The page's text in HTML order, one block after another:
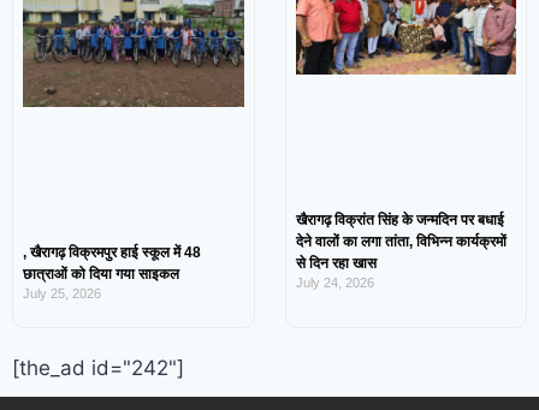
, खैरागढ़ विक्रमपुर हाई स्कूल में 48
छात्राओं को दिया गया साइकल
July 25, 2026
खैरागढ़ विक्रांत सिंह के जन्मदिन पर बधाई
देने वालों का लगा तांता, विभिन्न कार्यक्रमों
से दिन रहा खास
July 24, 2026
[the_ad id="242"]